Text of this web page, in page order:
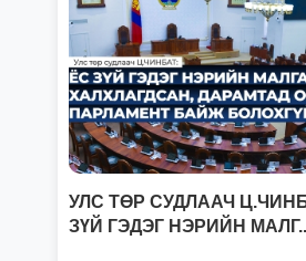
УЛС ТӨР СУДЛААЧ
ЗҮЙ ГЭДЭГ НЭРИЙН